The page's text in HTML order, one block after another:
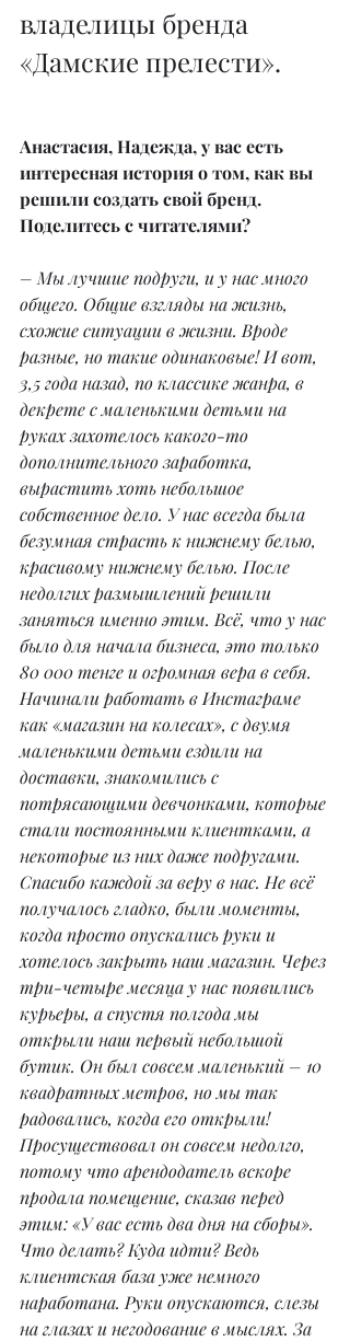
владелицы бренда
«Дамские прелести».
Анастасия, Надежда, у вас есть
интересная история о том, как вы
решили создать свой бренд.
Поделитесь с читателями?
– Мы лучшие подруги, и у нас много
общего. Общие взгляды на жизнь,
схожие ситуации в жизни. Вроде
разные, но такие одинаковые! И вот,
3,5 года назад, по классике жанра, в
декрете с маленькими детьми на
руках захотелось какого-то
дополнительного заработка,
вырастить хоть небольшое
собственное дело. У нас всегда была
безумная страсть к нижнему белью,
красивому нижнему белью. После
недолгих размышлений решили
заняться именно этим. Всё, что у нас
было для начала бизнеса, это только
80 000 тенге и огромная вера в себя.
Начинали работать в Инстаграме
как «магазин на колесах», с двумя
маленькими детьми ездили на
доставки, знакомились с
потрясающими девчонками, которые
стали постоянными клиентками, а
некоторые из них даже подругами.
Спасибо каждой за веру в нас. Не всё
получалось гладко, были моменты,
когда просто опускались руки и
хотелось закрыть наш магазин. Через
три-четыре месяца у нас появились
курьеры, а спустя полгода мы
открыли наш первый небольшой
бутик. Он был совсем маленький – 10
квадратных метров, но мы так
радовались, когда его открыли!
Просуществовал он совсем недолго,
потому что арендодатель вскоре
продала помещение, сказав перед
этим: «У вас есть два дня на сборы».
Что делать? Куда идти? Ведь
клиентская база уже немного
наработана. Руки опускаются, слезы
на глазах и негодование в мыслях. За